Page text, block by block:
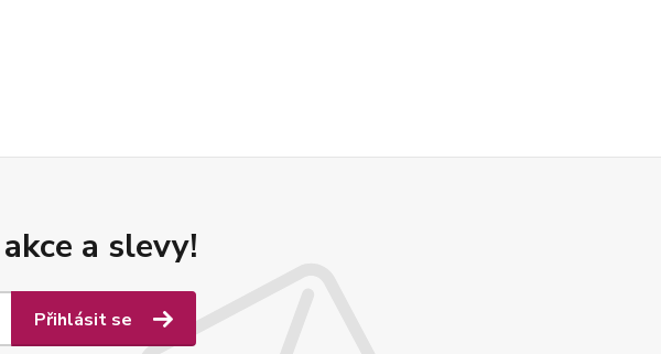
a slevy!
Přihlásit se